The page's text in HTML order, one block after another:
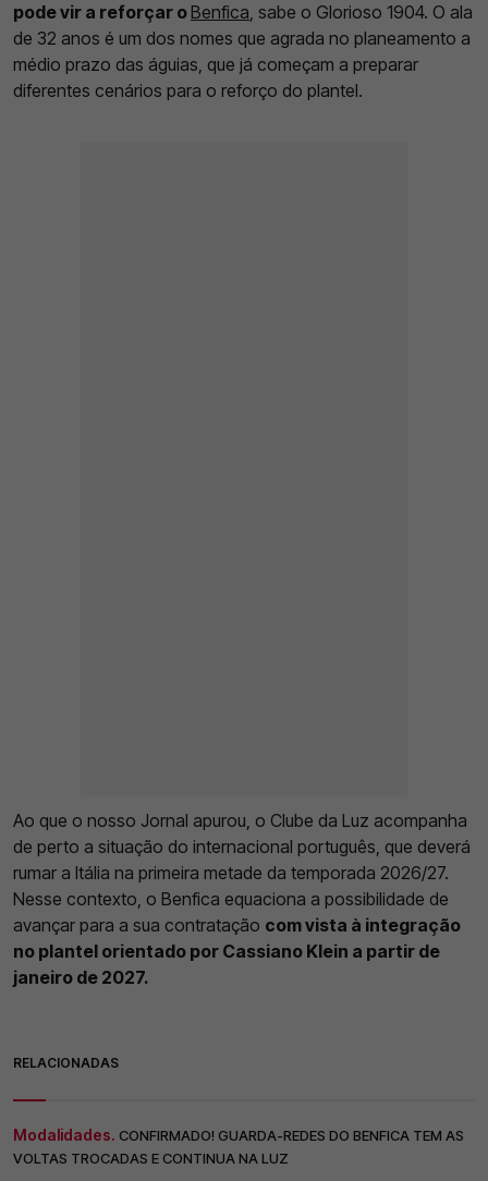
pode vir a reforçar oBenfica, sabe o Glorioso 1904. O ala
de 32 anos é um dos nomes que agrada no planeamento a
médio prazo das águias, que já começam a preparar
diferentes cenários para o reforço do plantel.
Ao que o nosso Jornal apurou, o Clube da Luz acompanha
de perto a situação do internacional português, que deverá
rumar a Itália na primeira metade da temporada 2026/27.
Nesse contexto, o Benfica equaciona a possibilidade de
avançar para a sua contratação com vista à integração
no plantel orientado por Cassiano Klein a partir de
janeiro de 2027.
RELACIONADAS
Modalidades. CONFIRMADO! GUARDA-REDES DO BENFICA TEM AS
VOLTAS TROCADAS E CONTINUA NA LUZ